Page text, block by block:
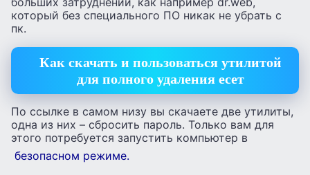
который без специального ПО никак не убрать с
пк.
Как скачать и пользоваться утилитой
для полного удаления есет
По ссылке в самом низу вы скачаете две утилиты,
одна из них – сбросить пароль. Только вам для
этого потребуется запустить компьютер в
безопасном режиме.